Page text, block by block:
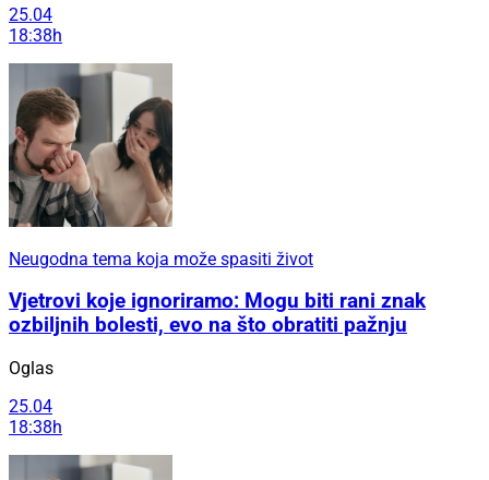
25.04
18:38h
Neugodna tema koja može spasiti život
Vjetrovi koje ignoriramo: Mogu biti rani znak
ozbiljnih bolesti, evo na što obratiti pažnju
Oglas
25.04
18:38h